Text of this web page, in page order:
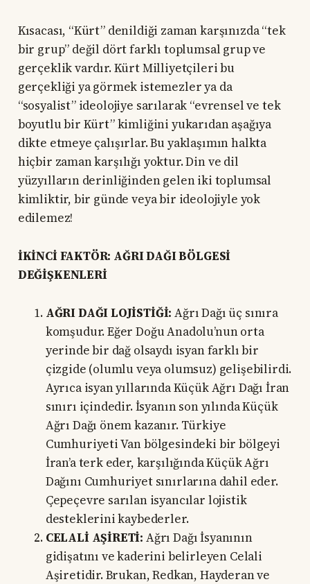
Kısacası, “Kürt” denildiği zaman karşınızda “tek
bir grup” değil dört farklı toplumsal grup ve
gerçeklik vardır. Kürt Milliyetçileri bu
gerçekliği ya görmek istemezler ya da
“sosyalist” ideolojiye sarılarak “evrensel ve tek
boyutlu bir Kürt” kimliğini yukarıdan aşağıya
dikte etmeye çalışırlar. Bu yaklaşımın halkta
hiçbir zaman karşılığı yoktur. Din ve dil
yüzyılların derinliğinden gelen iki toplumsal
kimliktir, bir günde veya bir ideolojiyle yok
edilemez!
İKİNCİ FAKTÖR: AĞRI DAĞI BÖLGESİ
DEĞİŞKENLERİ
AĞRI DAĞI LOJİSTİĞİ: Ağrı Dağı üç sınıra
komşudur. Eğer Doğu Anadolu’nun orta
yerinde bir dağ olsaydı isyan farklı bir
çizgide (olumlu veya olumsuz) gelişebilirdi.
Ayrıca isyan yıllarında Küçük Ağrı Dağı İran
sınırı içindedir. İsyanın son yılında Küçük
Ağrı Dağı önem kazanır. Türkiye
Cumhuriyeti Van bölgesindeki bir bölgeyi
İran’a terk eder, karşılığında Küçük Ağrı
Dağını Cumhuriyet sınırlarına dahil eder.
Çepeçevre sarılan isyancılar lojistik
desteklerini kaybederler.
CELALİ AŞİRETİ: Ağrı Dağı İsyanının
gidişatını ve kaderini belirleyen Celali
Aşiretidir. Brukan, Redkan, Hayderan ve